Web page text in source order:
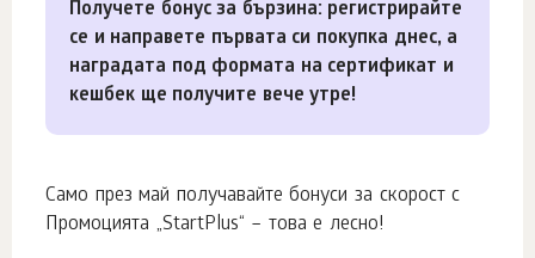
Получете бонус за бързина: регистрирайте
се и направете първата си покупка днес, а
наградата под формата на сертификат и
кешбек ще получите вече утре!
Само през май получавайте бонуси за скорост с
Промоцията „StartPlus“ – това е лесно!